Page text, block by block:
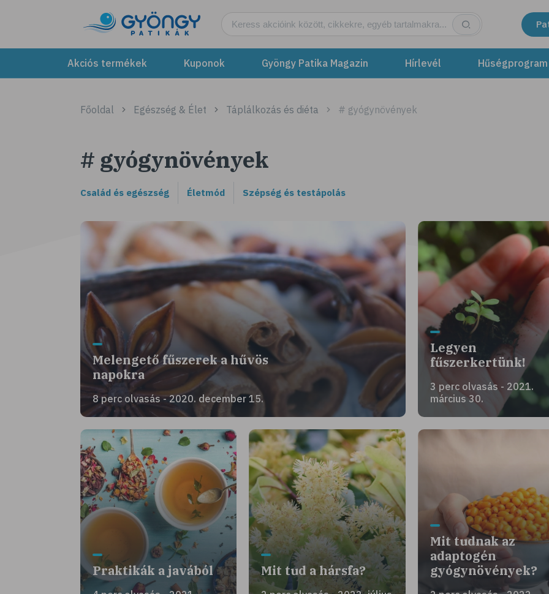
Akciós termékek Kuponok Gyöngy Patika Magazin Hírlevél Hűségprogram
Főoldal Egészség & Élet Táplálkozás és diéta # gyógynövények
# gyógynövények
Család és egészség Életmód Szépség és testápolás
Melengető fűszerek a hűvös
napokra
8 perc olvasás - 2020. december 15.
Legyen
fűszerkertünk!
3 perc olvasás - 2021.
március 30.
Praktikák a javából Mit tud a hársfa?
Mit tudnak az
adaptogén
gyógynövények?